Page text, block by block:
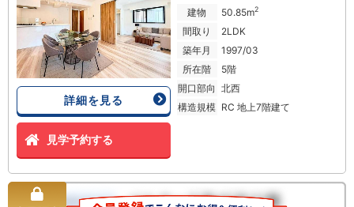
詳細を見る
見学予約する
建物
50.85m2
間取り
2LDK
築年月
1997/03
所在階
5階
開口部向 北西
構造規模 RC 地上7階建て